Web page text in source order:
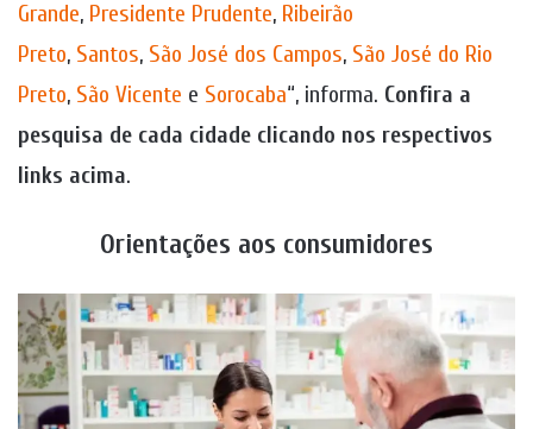
Grande, Presidente Prudente, Ribeirão
Preto, Santos, São José dos Campos, São José do Rio
Preto, São Vicente e Sorocaba“, informa. Confira a
pesquisa de cada cidade clicando nos respectivos
links acima.
Orientações aos consumidores